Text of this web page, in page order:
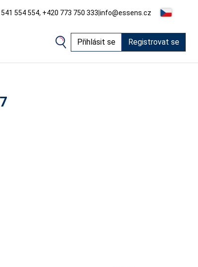
554 554, +420 773 750 333|info@essens.cz
Přihlásit se Registrovat se